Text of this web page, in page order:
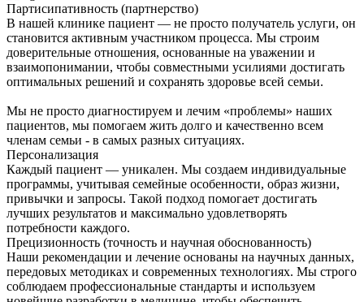
Партисипативность (партнерство)
В нашей клинике пациент — не просто получатель услуги, он
становится активным участником процесса. Мы строим
доверительные отношения, основанные на уважении и
взаимопонимании, чтобы совместными усилиями достигать
оптимальных решений и сохранять здоровье всей семьи.
Мы не просто диагностируем и лечим «проблемы» наших
пациентов, мы помогаем жить долго и качественно всем
членам семьи - в самых разных ситуациях.
Персонализация
Каждый пациент — уникален. Мы создаем индивидуальные
программы, учитывая семейные особенности, образ жизни,
привычки и запросы. Такой подход помогает достигать
лучших результатов и максимально удовлетворять
потребности каждого.
Прецизионность (точность и научная обоснованность)
Наши рекомендации и лечение основаны на научных данных,
передовых методиках и современных технологиях. Мы строго
соблюдаем профессиональные стандарты и используем